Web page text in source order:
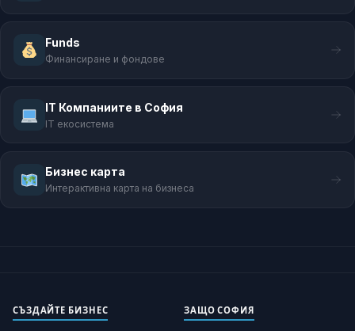
Funds
Финансиране и фондове
IT Компаниите в София
IT екосистема
Бизнес карта
Интерактивна карта на бизнеса
СЪЗДАЙТЕ БИЗНЕС ЗАЩО СОФИЯ